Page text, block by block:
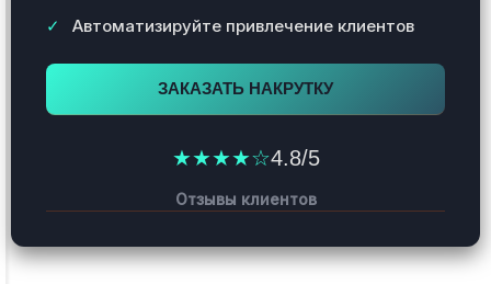
Автоматизируйте привлечение клиентов
ЗАКАЗАТЬ НАКРУТКУ
★★★★☆4.8/5
Отзывы клиентов